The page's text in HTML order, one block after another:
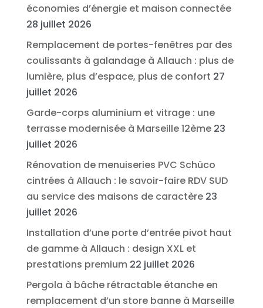
économies d’énergie et maison connectée
28 juillet 2026
Remplacement de portes-fenêtres par des
coulissants à galandage à Allauch : plus de
lumière, plus d’espace, plus de confort 27
juillet 2026
Garde-corps aluminium et vitrage : une
terrasse modernisée à Marseille 12ème 23
juillet 2026
Rénovation de menuiseries PVC Schüco
cintrées à Allauch : le savoir-faire RDV SUD
au service des maisons de caractère 23
juillet 2026
Installation d’une porte d’entrée pivot haut
de gamme à Allauch : design XXL et
prestations premium 22 juillet 2026
Pergola à bâche rétractable étanche en
remplacement d’un store banne à Marseille